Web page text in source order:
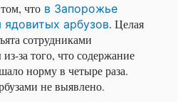
что в Запорожье
арбузов. Целая
сотрудниками
за того, что содержание
норму в четыре раза.
не выявлено.